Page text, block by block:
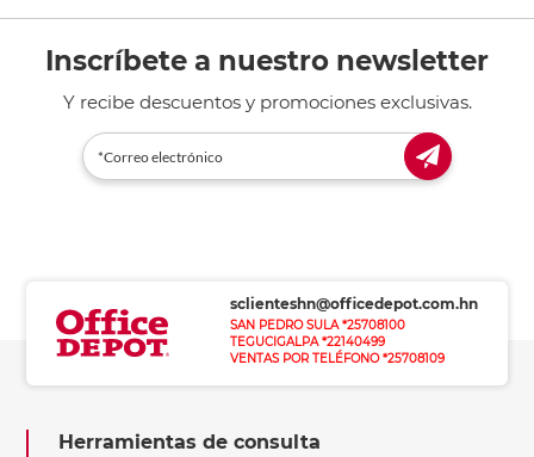
Inscríbete a nuestro newsletter
Y recibe descuentos y promociones exclusivas.
sclienteshn@officedepot.com.hn
SAN PEDRO SULA *25708100
TEGUCIGALPA *22140499
VENTAS POR TELÉFONO *25708109
Herramientas de consulta